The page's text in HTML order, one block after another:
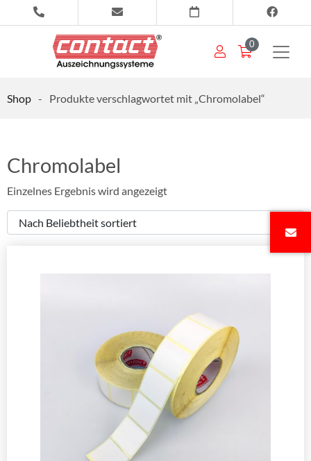
0
Shop - Produkte verschlagwortet mit „Chromolabel“
Chromolabel
Einzelnes Ergebnis wird angezeigt